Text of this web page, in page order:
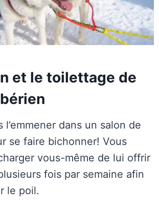
et le toilettage de
l’emmener dans un salon de
se faire bichonner! Vous
vous-même de lui offrir
fois par semaine afin
le poil.